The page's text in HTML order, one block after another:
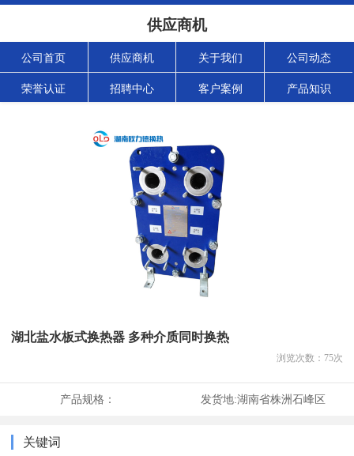
供应商机
公司首页 供应商机 关于我们 公司动态
荣誉认证 招聘中心 客户案例 产品知识
湖北盐水板式换热器 多种介质同时换热
浏览次数： 75次
产品规格： 发货地:湖南省株洲石峰区
关键词